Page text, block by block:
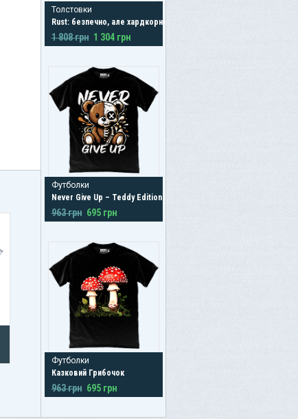
Толстовки
Rust: безпечно, але хардкорно
1 808 грн 1 304 грн
Футболки
Never Give Up – Teddy Edition
963 грн 695 грн
Футболки
Казковий Грибочок
963 грн 695 грн